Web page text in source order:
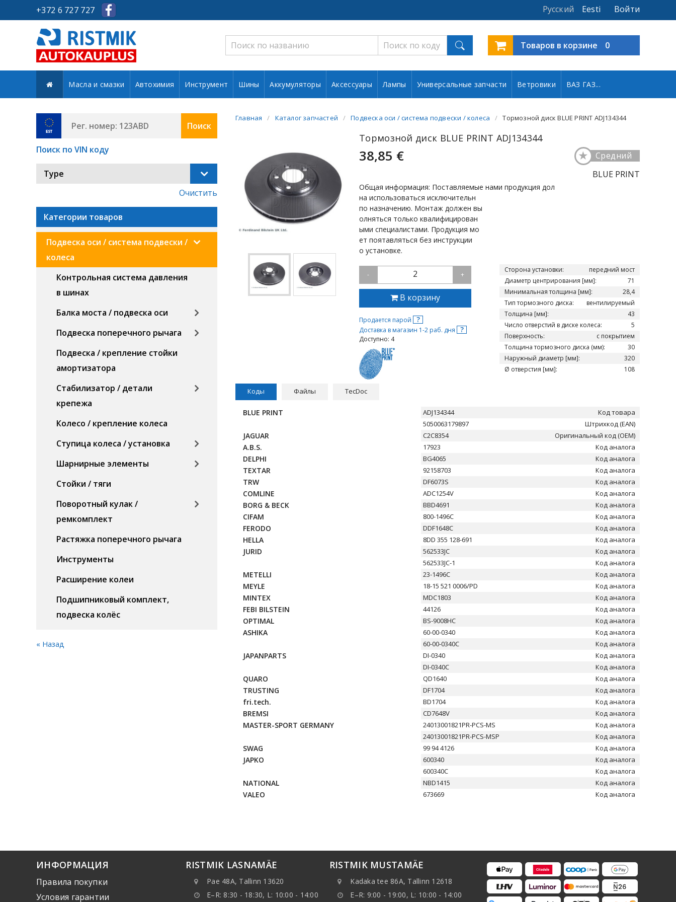
+372 6 727 727 Войти
Eesti
Русский
Товаров в корзине 0
Масла и смазки Автохимия Инструмент Шины Аккумуляторы Аксессуары Лампы Универсальные запчасти Ветровики ВАЗ ГАЗ...
Поиск
Поиск по VIN коду
Type
Очистить
Категории товаров
Подвеска оси / система подвески /
колеса
Контрольная система давления
в шинах
Балка моста / подвеска оси
Подвеска поперечного рычага
Подвеска / крепление стойки
амортизатора
Стабилизатор / детали
крепежа
Колесо / крепление колеса
Ступица колеса / установка
Шарнирные элементы
Стойки / тяги
Поворотный кулак /
ремкомплект
Растяжка поперечного рычага
Инструменты
Расширение колеи
Подшипниковый комплект,
подвеска колёс
« Назад
Главная Каталог запчастей Подвеска оси / система подвески / колеса Тормозной диск BLUE PRINT ADJ134344
Тормозной диск BLUE PRINT ADJ134344
38,85 € Средний
★
BLUE PRINT
Общая информация: Поставляемые нами продукция дол
на использоваться исключительн
по назначению. Монтаж должен вы
олняться только квалифицирован
ыми специалистами. Продукция мо
ет поятавляться без инструкции
о установке.
- 2 +
В корзину
Продается парой ?
Доставка в магазин 1-2 раб. дня ?
Доступно: 4
Сторона установки:
передний мост
Диаметр центрирования [мм]:
71
Минимальная толщина [мм]:
28,4
Тип тормозного диска:
вентилируемый
Толщина [мм]:
43
Число отверстий в диске колеса:
5
Поверхность:
с покрытием
Толщина тормозного диска (мм):
30
Наружный диаметр [мм]:
320
Ø отверстия [мм]:
108
Коды Файлы TecDoc
BLUE PRINT ADJ134344
Код товара
5050063179897
Штрихкод (EAN)
JAGUAR C2C8354 Оригинальный код (OEM)
A.B.S. 17923 Код аналога
DELPHI BG4065 Код аналога
TEXTAR 92158703 Код аналога
TRW DF6073S Код аналога
COMLINE ADC1254V Код аналога
BORG & BECK BBD4691 Код аналога
CIFAM 800-1496C Код аналога
FERODO DDF1648C Код аналога
HELLA 8DD 355 128-691 Код аналога
JURID 562533JC
Код аналога
562533JC-1
Код аналога
METELLI 23-1496C Код аналога
MEYLE 18-15 521 0006/PD Код аналога
MINTEX MDC1803 Код аналога
FEBI BILSTEIN 44126 Код аналога
OPTIMAL BS-9008HC Код аналога
ASHIKA 60-00-0340
Код аналога
60-00-0340C
Код аналога
JAPANPARTS DI-0340
Код аналога
DI-0340C
Код аналога
QUARO QD1640 Код аналога
TRUSTING DF1704 Код аналога
fri.tech. BD1704 Код аналога
BREMSI CD7648V Код аналога
MASTER-SPORT GERMANY 24013001821PR-PCS-MS
Код аналога
24013001821PR-PCS-MSP
Код аналога
SWAG 99 94 4126 Код аналога
JAPKO 600340
Код аналога
600340C
Код аналога
NATIONAL NBD1415 Код аналога
VALEO 673669 Код аналога
ИНФОРМАЦИЯ
Правила покупки
Условия гарантии
RISTMIK LASNAMÄE
Pae 48A, Tallinn 13620
E–R: 8:30 - 18:30, L: 10:00 - 14:00
RISTMIK MUSTAMÄE
Kadaka tee 86A, Tallinn 12618
E–R: 9:00 - 19:00, L: 10:00 - 14:00